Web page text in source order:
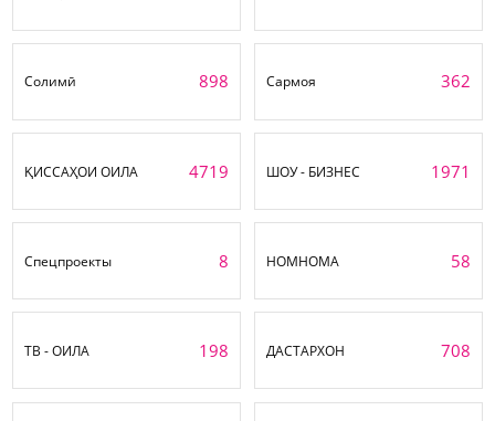
Солимӣ 898 Сармоя 362
ҚИССАҲОИ ОИЛА 4719 ШОУ - БИЗНЕС 1971
Спецпроекты 8 НОМНОМА 58
ТВ - ОИЛА 198 ДАСТАРХОН 708